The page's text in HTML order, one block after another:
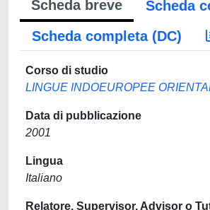
Scheda breve
Scheda
Scheda completa (DC)
Corso di studio
LINGUE INDOEUROPEE
Data di pubblicazione
2001
Lingua
Italiano
Relatore, Supervisor, Advisor o